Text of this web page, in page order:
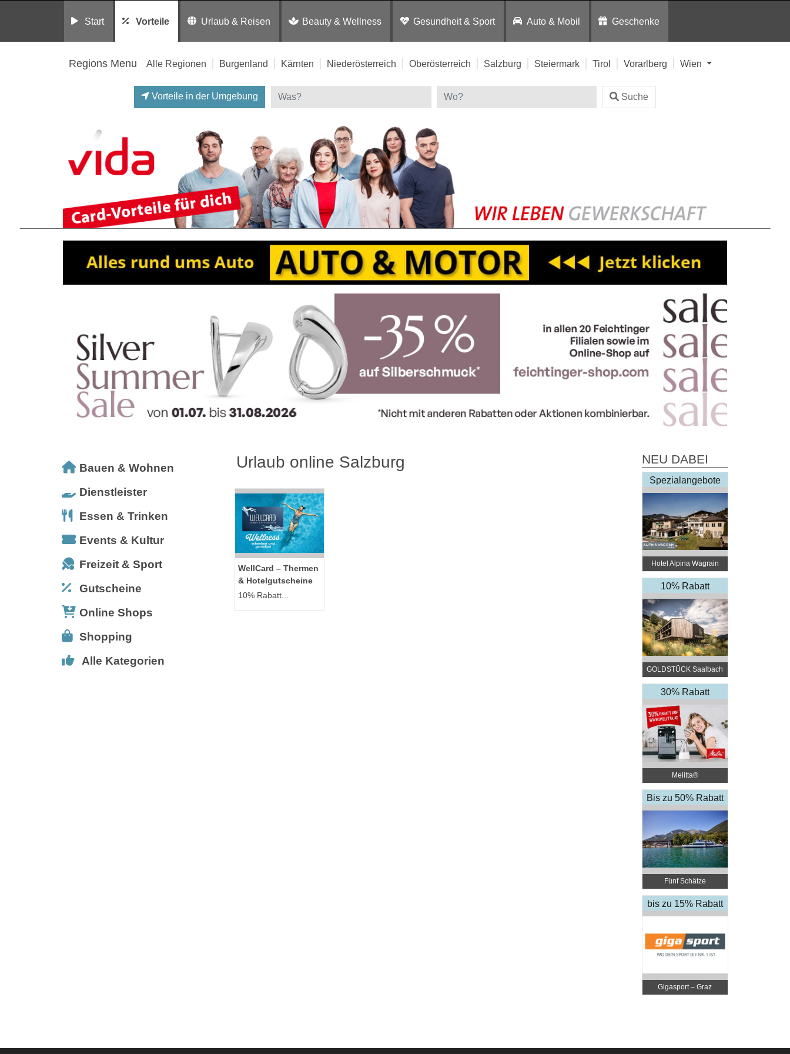
Start Vorteile Urlaub & Reisen Beauty & Wellness Gesundheit & Sport Auto & Mobil Geschenke
Regions Menu Alle Regionen Burgenland Kärnten Niederösterreich Oberösterreich Salzburg Steiermark Tirol Vorarlberg Wien
Vorteile in der Umgebung Suche
Bauen & Wohnen
Dienstleister
Essen & Trinken
Events & Kultur
Freizeit & Sport
Gutscheine
Online Shops
Shopping
Alle Kategorien
Urlaub online Salzburg
WellCard – Thermen
& Hotelgutscheine
10% Rabatt...
NEU DABEI
Spezialangebote
Hotel Alpina Wagrain
****
10% Rabatt
GOLDSTÜCK Saalbach
30% Rabatt
Melitta®
Bis zu 50% Rabatt
Fünf Schätze
bis zu 15% Rabatt
Gigasport – Graz